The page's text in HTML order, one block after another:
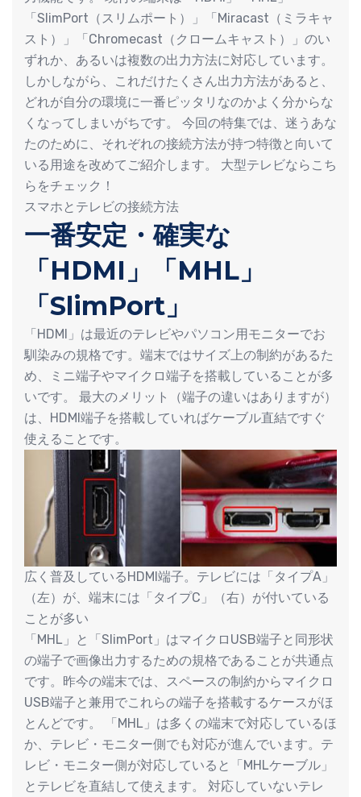
「SlimPort（スリムポート）」「Miracast（ミラキャ
スト）」「Chromecast（クロームキャスト）」のい
ずれか、あるいは複数の出力方法に対応しています。
しかしながら、これだけたくさん出力方法があると、
どれが自分の環境に一番ピッタリなのかよく分からな
くなってしまいがちです。 今回の特集では、迷うあな
たのために、それぞれの接続方法が持つ特徴と向いて
いる用途を改めてご紹介します。 大型テレビならこち
らをチェック！
スマホとテレビの接続方法
一番安定・確実な
「HDMI」「MHL」
「SlimPort」
「HDMI」は最近のテレビやパソコン用モニターでお
馴染みの規格です。端末ではサイズ上の制約があるた
め、ミニ端子やマイクロ端子を搭載していることが多
いです。 最大のメリット（端子の違いはありますが）
は、HDMI端子を搭載していればケーブル直結ですぐ
使えることです。
広く普及しているHDMI端子。テレビには「タイプA」
（左）が、端末には「タイプC」（右）が付いている
ことが多い
「MHL」と「SlimPort」はマイクロUSB端子と同形状
の端子で画像出力するための規格であることが共通点
です。昨今の端末では、スペースの制約からマイクロ
USB端子と兼用でこれらの端子を搭載するケースがほ
とんどです。 「MHL」は多くの端末で対応しているほ
か、テレビ・モニター側でも対応が進んでいます。テ
レビ・モニター側が対応していると「MHLケーブル」
とテレビを直結して使えます。 対応していないテレ